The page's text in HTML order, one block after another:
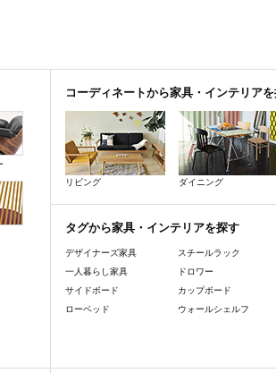
コーディネートから家具・インテリア
リビング ダイニング
タグから家具・インテリアを探す
デザイナーズ家具
一人暮らし家具
サイドボード
ローベッド
スチールラック
ドロワー
カップボード
ウォールシェルフ